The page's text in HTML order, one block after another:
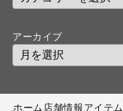
アーカイブ
ホーム 店舗情報アイテム